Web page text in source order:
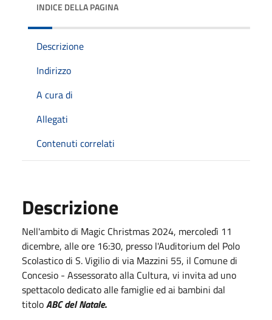
INDICE DELLA PAGINA
Descrizione
Indirizzo
A cura di
Allegati
Contenuti correlati
Descrizione
Nell'ambito di Magic Christmas 2024, mercoledì 11
dicembre, alle ore 16:30, presso l'Auditorium del Polo
Scolastico di S. Vigilio di via Mazzini 55, il Comune di
Concesio - Assessorato alla Cultura, vi invita ad uno
spettacolo dedicato alle famiglie ed ai bambini dal
titoloABC del Natale.